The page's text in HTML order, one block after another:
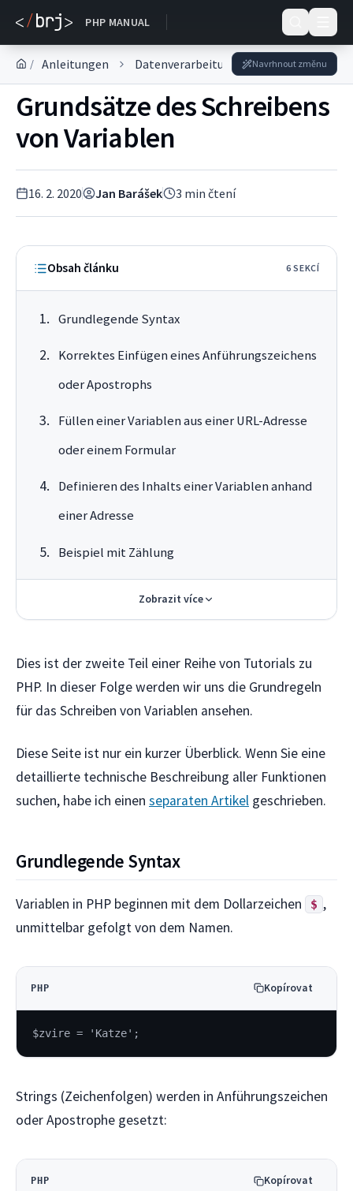
PHP MANUAL
DOKUMENTACE
/ Anleitungen Datenverarbeitung Variablen
Navrhnout změnu
Grundsätze des Schreibens
von Variablen
16. 2. 2020 Jan Barášek 3 min čtení
Obsah článku 6 SEKCÍ
Grundlegende Syntax
Korrektes Einfügen eines Anführungszeichens
oder Apostrophs
Füllen einer Variablen aus einer URL-Adresse
oder einem Formular
Definieren des Inhalts einer Variablen anhand
einer Adresse
Beispiel mit Zählung
Zobrazit více
Dies ist der zweite Teil einer Reihe von Tutorials zu
PHP. In dieser Folge werden wir uns die Grundregeln
für das Schreiben von Variablen ansehen.
Diese Seite ist nur ein kurzer Überblick. Wenn Sie eine
detaillierte technische Beschreibung aller Funktionen
suchen, habe ich einen separaten Artikel geschrieben.
Grundlegende Syntax
Variablen in PHP beginnen mit dem Dollarzeichen $ ,
unmittelbar gefolgt von dem Namen.
PHP Kopírovat
$zvire = 'Katze';
Strings (Zeichenfolgen) werden in Anführungszeichen
oder Apostrophe gesetzt:
PHP Kopírovat